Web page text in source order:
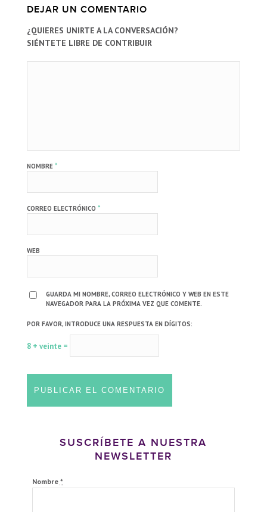
DEJAR UN COMENTARIO
¿QUIERES UNIRTE A LA CONVERSACIÓN?
SIÉNTETE LIBRE DE CONTRIBUIR
NOMBRE*
CORREO ELECTRÓNICO*
WEB
GUARDA MI NOMBRE, CORREO ELECTRÓNICO Y WEB EN ESTE
NAVEGADOR PARA LA PRÓXIMA VEZ QUE COMENTE.
POR FAVOR, INTRODUCE UNA RESPUESTA EN DÍGITOS:
8 + veinte =
SUSCRÍBETE A NUESTRA
NEWSLETTER
Nombre *